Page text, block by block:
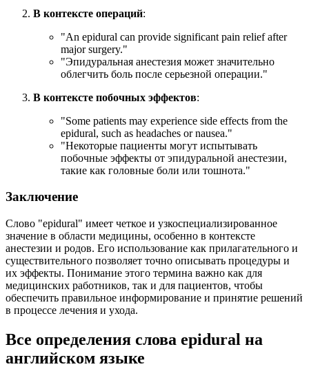
В контексте операций:
"An epidural can provide significant pain relief after
major surgery."
"Эпидуральная анестезия может значительно
облегчить боль после серьезной операции."
В контексте побочных эффектов:
"Some patients may experience side effects from the
epidural, such as headaches or nausea."
"Некоторые пациенты могут испытывать
побочные эффекты от эпидуральной анестезии,
такие как головные боли или тошнота."
Заключение
Слово "epidural" имеет четкое и узкоспециализированное
значение в области медицины, особенно в контексте
анестезии и родов. Его использование как прилагательного и
существительного позволяет точно описывать процедуры и
их эффекты. Понимание этого термина важно как для
медицинских работников, так и для пациентов, чтобы
обеспечить правильное информирование и принятие решений
в процессе лечения и ухода.
Все определения слова epidural на
английском языке